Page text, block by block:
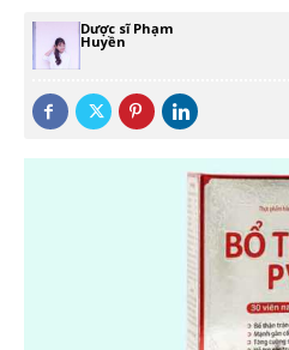
Dược sĩ Phạm
Huyền